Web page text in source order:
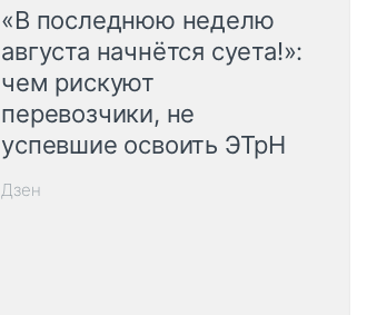
«В последнюю неделю
августа начнётся суета!»:
чем рискуют
перевозчики, не
успевшие освоить ЭТрН
Дзен